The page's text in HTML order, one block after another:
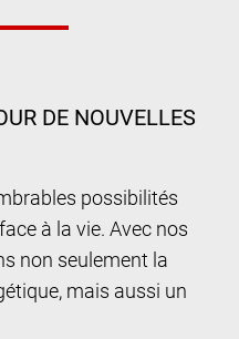
DE NOUVELLES
possibilités
à la vie. Avec nos
non seulement la
mais aussi un